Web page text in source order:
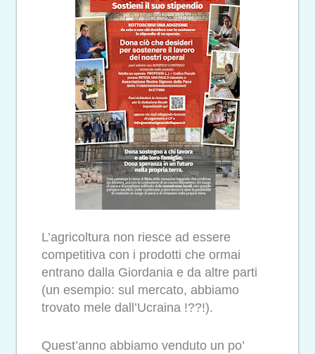
L’agricoltura non riesce ad essere
competitiva con i prodotti che ormai
entrano dalla Giordania e da altre parti
(un esempio: sul mercato, abbiamo
trovato mele dall’Ucraina !??!).
Quest’anno abbiamo venduto un po’